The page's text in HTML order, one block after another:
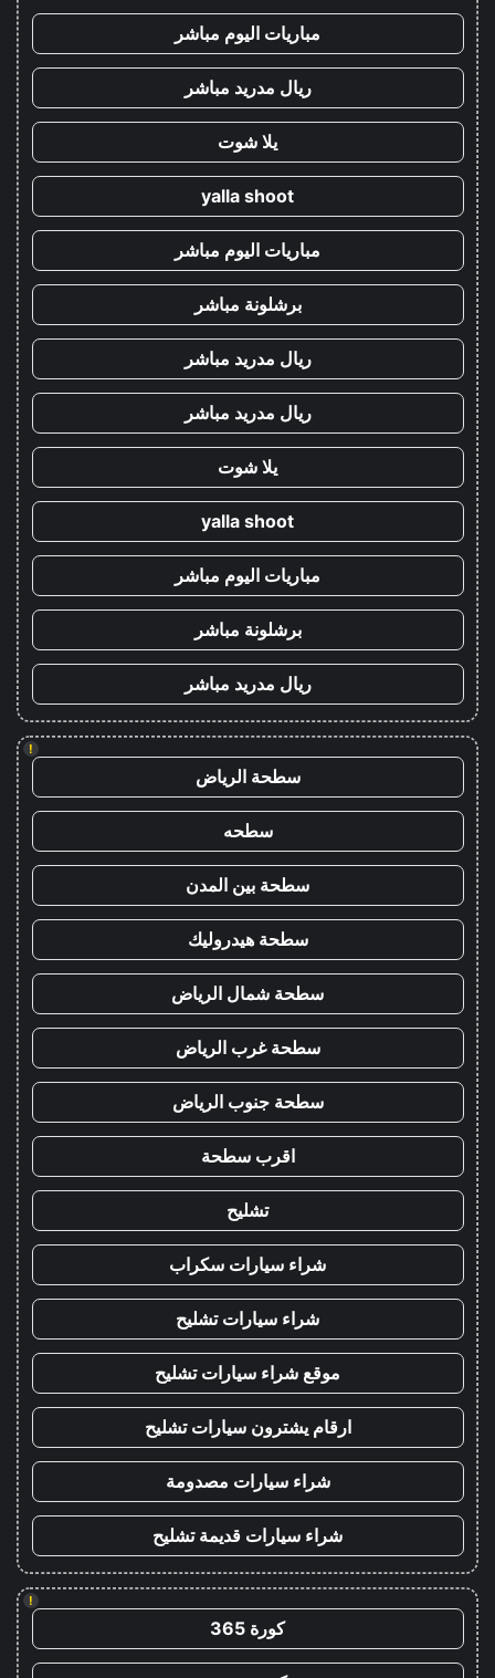
مباريات اليوم مباشر
ريال مدريد مباشر
يلا شوت
yalla shoot
مباريات اليوم مباشر
برشلونة مباشر
ريال مدريد مباشر
ريال مدريد مباشر
يلا شوت
yalla shoot
مباريات اليوم مباشر
برشلونة مباشر
ريال مدريد مباشر
!
سطحة الرياض
سطحه
سطحة بين المدن
سطحة هيدروليك
سطحة شمال الرياض
سطحة غرب الرياض
سطحة جنوب الرياض
اقرب سطحة
تشليح
شراء سيارات سكراب
شراء سيارات تشليح
موقع شراء سيارات تشليح
ارقام يشترون سيارات تشليح
شراء سيارات مصدومة
شراء سيارات قديمة تشليح
!
كورة 365